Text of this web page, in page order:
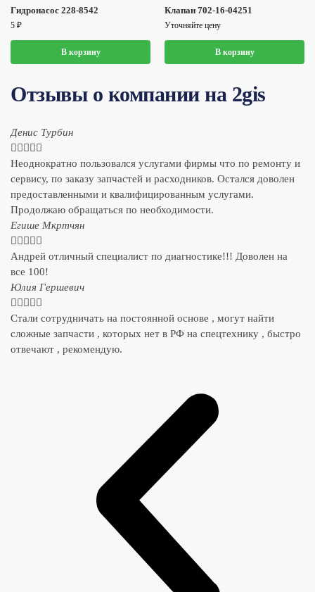
Гидронасос 228-8542
5 ₽
В корзину
Клапан 702-16-04251
Уточняйте цену
В корзину
Отзывы о компании на 2gis
Денис Турбин
    
Неоднократно пользовался услугами фирмы что по ремонту и
сервису, по заказу запчастей и расходников. Остался доволен
предоставленными и квалифицированным услугами.
Продолжаю обращаться по необходимости.
​Егише Мкртчян
    
Андрей отличный специалист по диагностике!!! Доволен на
все 100!
​Юлия Гершевич
    
Стали сотрудничать на постоянной основе , могут найти
сложные запчасти , которых нет в РФ на спецтехнику , быстро
отвечают , рекомендую.